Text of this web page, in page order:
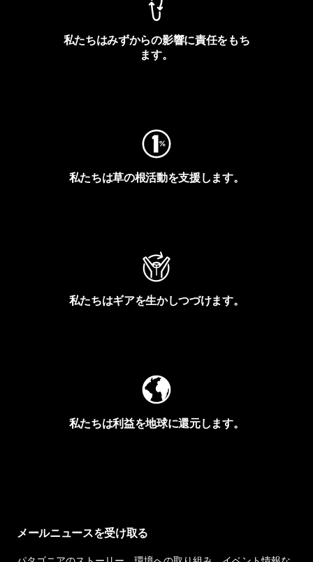
私たちはみずからの影響に責任をもち
ます。
私たちは草の根活動を支援します。
私たちはギアを生かしつづけます。
私たちは利益を地球に還元します。
メールニュースを受け取る